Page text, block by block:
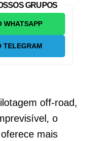
GRUPOS
WHATSAPP
TELEGRAM
off-road,
o
mais